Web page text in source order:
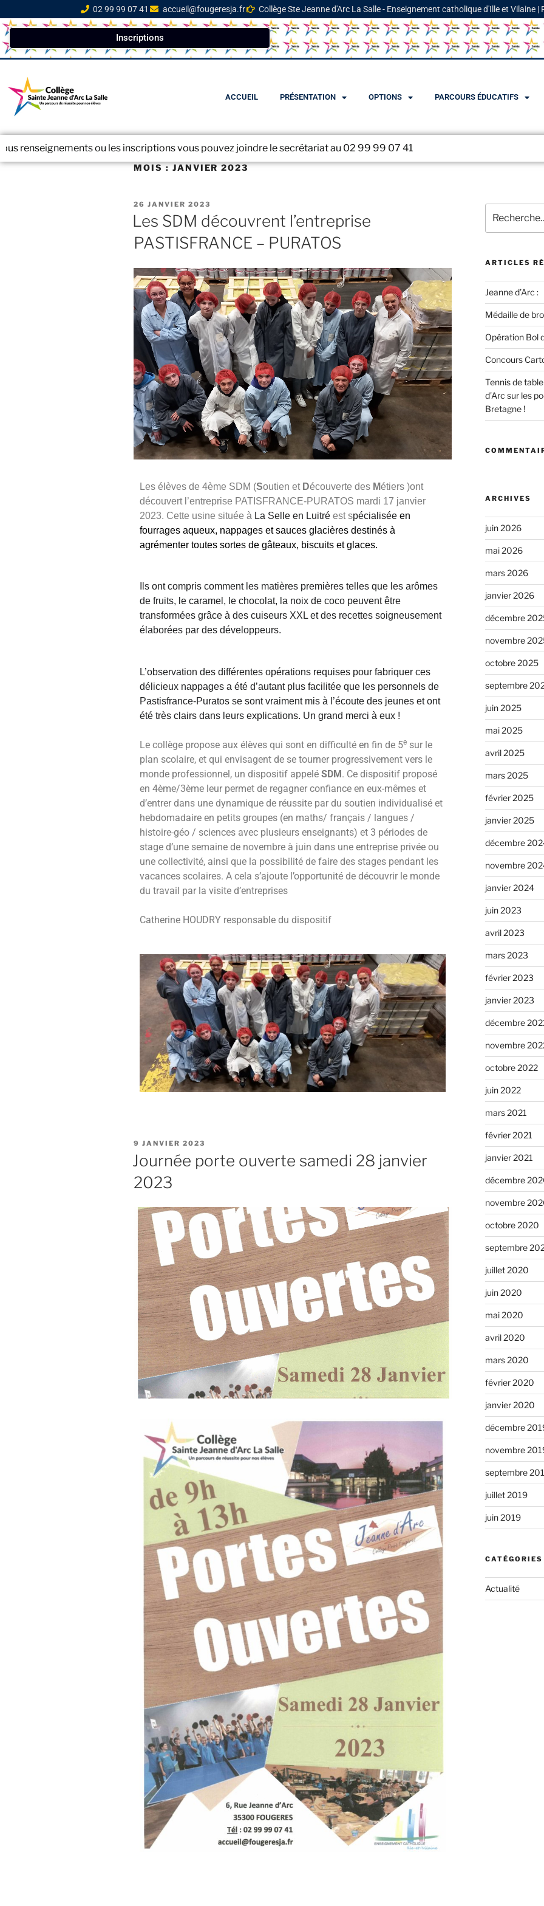
02 99 99 07 41 accueil@fougeresja.fr Collège Ste Jeanne d'Arc La Salle - Enseignement catholique d'Ille et Vilaine |
Inscriptions
ACCUEIL PRÉSENTATION OPTIONS PARCOURS ÉDUCATIFS
ou les inscriptions vous pouvez joindre le secrétariat au 02 99 99 07 41
MOIS :JANVIER 2023
26 JANVIER 2023
Les SDM découvrent l’entreprise
PASTISFRANCE – PURATOS
Les élèves de 4ème SDM (Soutien et Découverte des Métiers )ont
découvert l’entreprise PATISFRANCE-PURATOS mardi 17 janvier
2023. Cette usine située à La Selle en Luitré est spécialisée en
fourrages aqueux, nappages et sauces glacières destinés à
agrémenter toutes sortes de gâteaux, biscuits et glaces.
Ils ont compris comment les matières premières telles que les arômes
de fruits, le caramel, le chocolat, la noix de coco peuvent être
transformées grâce à des cuiseurs XXL et des recettes soigneusement
élaborées par des développeurs.
L’observation des différentes opérations requises pour fabriquer ces
délicieux nappages a été d’autant plus facilitée que les personnels de
Pastisfrance-Puratos se sont vraiment mis à l’écoute des jeunes et ont
été très clairs dans leurs explications. Un grand merci à eux !
Le collège propose aux élèves qui sont en difficulté en fin de 5e sur le
plan scolaire, et qui envisagent de se tourner progressivement vers le
monde professionnel, un dispositif appelé SDM. Ce dispositif proposé
en 4ème/3ème leur permet de regagner confiance en eux-mêmes et
d’entrer dans une dynamique de réussite par du soutien individualisé et
hebdomadaire en petits groupes (en maths/ français / langues /
histoire-géo / sciences avec plusieurs enseignants) et 3 périodes de
stage d’une semaine de novembre à juin dans une entreprise privée ou
une collectivité, ainsi que la possibilité de faire des stages pendant les
vacances scolaires. A cela s’ajoute l’opportunité de découvrir le monde
du travail par la visite d’entreprises
Catherine HOUDRY responsable du dispositif
9 JANVIER 2023
Journée porte ouverte samedi 28 janvier
2023
ARTICLES
Jeanne d’Arc :
Médaille de
Opération Bol
Concours
Tennis de
d’Arc sur les
Bretagne !
ARCHIVES
juin 2026
mai 2026
mars 2026
janvier 2026
décembre
novembre
octobre 2025
septembre
juin 2025
mai 2025
avril 2025
mars 2025
février 2025
janvier 2025
décembre
novembre
janvier 2024
juin 2023
avril 2023
mars 2023
février 2023
janvier 2023
décembre
novembre
octobre 2022
juin 2022
mars 2021
février 2021
janvier 2021
décembre
novembre
octobre 2020
septembre
juillet 2020
juin 2020
mai 2020
avril 2020
mars 2020
février 2020
janvier 2020
décembre
novembre
septembre
juillet 2019
juin 2019
CATÉGORIES
Actualité